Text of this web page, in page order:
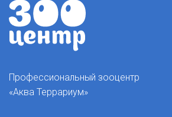
Профессиональный зооцентр
«Аква Террариум»